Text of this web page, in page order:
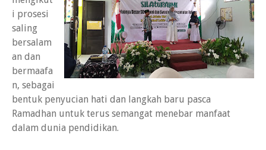
i prosesi
saling
bersalam
an dan
bermaafa
n, sebagai
bentuk penyucian hati dan langkah baru pasca
Ramadhan untuk terus semangat menebar manfaat
dalam dunia pendidikan.